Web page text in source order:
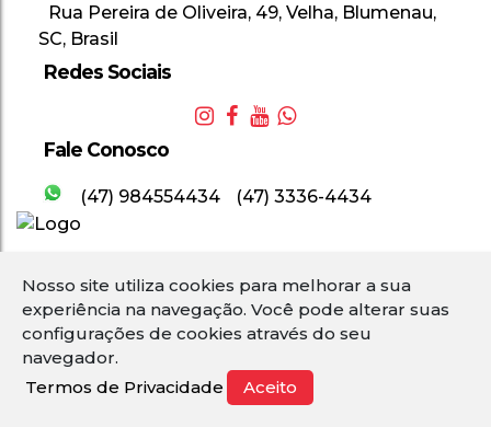
Nosso site utiliza cookies para melhorar a sua
experiência na navegação. Você pode alterar suas
configurações de cookies através do seu
navegador.
Termos de Privacidade
Aceito
Rua Pereira de Oliveira, 49, Velha, Blumenau,
SC, Brasil
Redes Sociais
Fale Conosco
(47) 984554434 (47) 3336-4434